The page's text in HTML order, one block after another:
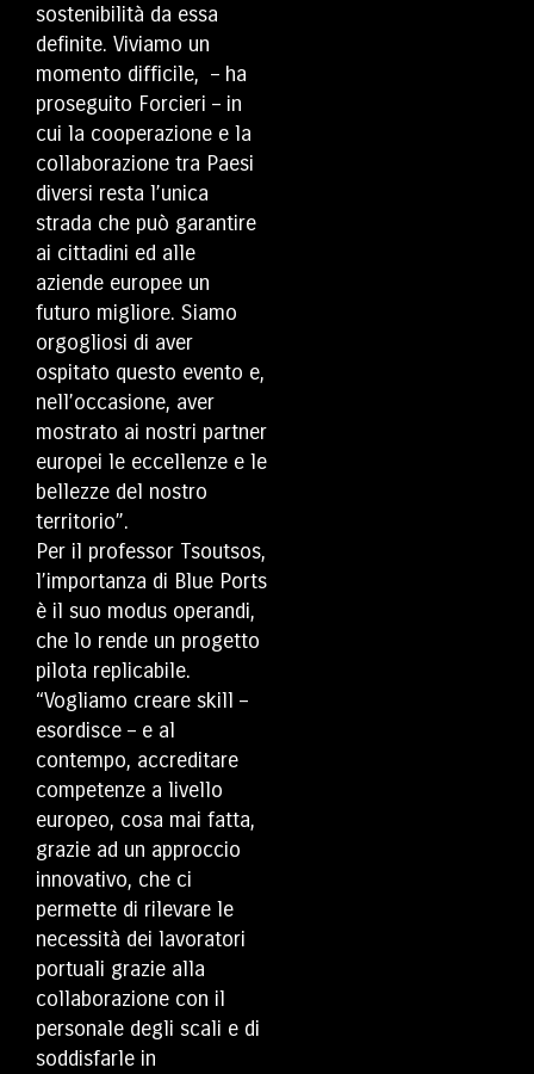
sostenibilità da essa
definite. Viviamo un
momento difficile, – ha
proseguito Forcieri – in
cui la cooperazione e la
collaborazione tra Paesi
diversi resta l’unica
strada che può garantire
ai cittadini ed alle
aziende europee un
futuro migliore. Siamo
orgogliosi di aver
ospitato questo evento e,
nell’occasione, aver
mostrato ai nostri partner
europei le eccellenze e le
bellezze del nostro
territorio”.
Per il professor Tsoutsos,
l’importanza di Blue Ports
è il suo modus operandi,
che lo rende un progetto
pilota replicabile.
“Vogliamo creare skill –
esordisce – e al
contempo, accreditare
competenze a livello
europeo, cosa mai fatta,
grazie ad un approccio
innovativo, che ci
permette di rilevare le
necessità dei lavoratori
portuali grazie alla
collaborazione con il
personale degli scali e di
soddisfarle in